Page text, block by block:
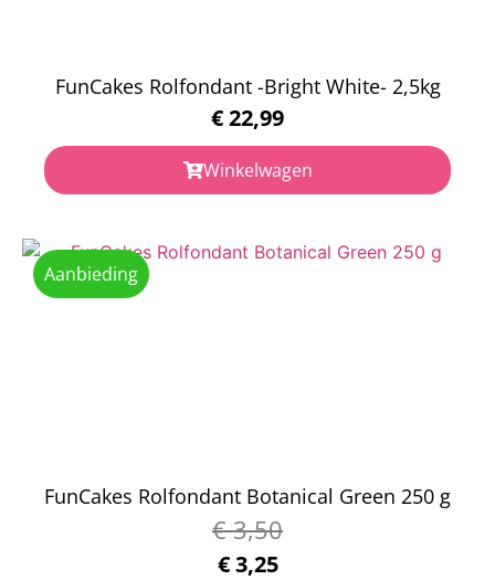
FunCakes Rolfondant -Bright White- 2,5kg
€22,99
Winkelwagen
Aanbieding
FunCakes Rolfondant Botanical Green 250 g
€3,50
€3,25